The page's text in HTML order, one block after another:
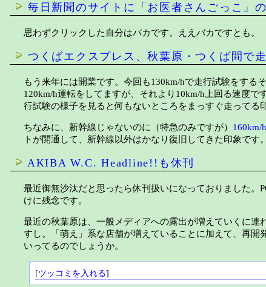
毎日新聞のサイトに「お医者さんごっこ」
思わずクリックした自分はバカです。ええバカですとも。
つくばエクスプレス、秋葉原・つくば間で
もう来年には開業です。今回も130km/hで走行試験をする
120km/h運転をしてますが、それより10km/h上回る速度
行試験の様子を見ると何もないところをまっすぐ走ってる
ちなみに、新幹線じゃないのに（特急のみですが） 160km/
トが開通して、新幹線以外はかなり復旧してきた印象で
AKIBA W.C. Headline!!も休刊
最近御無沙汰だと思ったら休刊扱いになっておりました
けに残念です。
最近の秋葉原は、一般メディアへの露出が増えていくに連
すし。「萌え」系な店舗が増えていることに加えて、再
いってるのでしょうか。
[ツッコミを入れる]